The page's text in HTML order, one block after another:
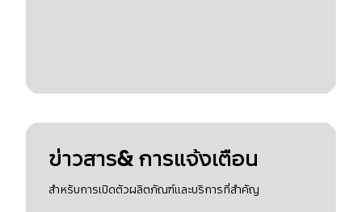
ข่าวสาร& การแจ้งเตือน
สำหรับการเปิดตัวผลิตภัณฑ์และบริการที่สำคัญ